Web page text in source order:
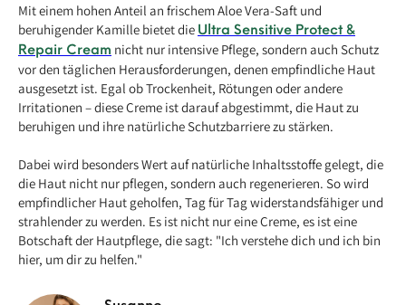
Mit einem hohen Anteil an frischem Aloe Vera-Saft und
beruhigender Kamille bietet die Ultra Sensitive Protect &
Repair Cream nicht nur intensive Pflege, sondern auch Schutz
vor den täglichen Herausforderungen, denen empfindliche Haut
ausgesetzt ist. Egal ob Trockenheit, Rötungen oder andere
Irritationen – diese Creme ist darauf abgestimmt, die Haut zu
beruhigen und ihre natürliche Schutzbarriere zu stärken.
Dabei wird besonders Wert auf natürliche Inhaltsstoffe gelegt, die
die Haut nicht nur pflegen, sondern auch regenerieren. So wird
empfindlicher Haut geholfen, Tag für Tag widerstandsfähiger und
strahlender zu werden. Es ist nicht nur eine Creme, es ist eine
Botschaft der Hautpflege, die sagt: "Ich verstehe dich und ich bin
hier, um dir zu helfen."